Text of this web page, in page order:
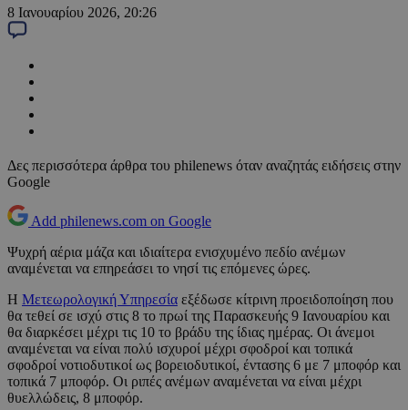
8 Ιανουαρίου 2026, 20:26
Δες περισσότερα άρθρα του philenews όταν αναζητάς ειδήσεις στην
Google
Add philenews.com on Google
Ψυχρή αέρια μάζα και ιδιαίτερα ενισχυμένο πεδίο ανέμων
αναμένεται να επηρεάσει το νησί τις επόμενες ώρες.
Η Μετεωρολογική Υπηρεσία εξέδωσε κίτρινη προειδοποίηση που
θα τεθεί σε ισχύ στις 8 το πρωί της Παρασκευής 9 Ιανουαρίου και
θα διαρκέσει μέχρι τις 10 το βράδυ της ίδιας ημέρας. Οι άνεμοι
αναμένεται να είναι πολύ ισχυροί μέχρι σφοδροί και τοπικά
σφοδροί νοτιοδυτικοί ως βορειοδυτικοί, έντασης 6 με 7 μποφόρ και
τοπικά 7 μποφόρ. Οι ριπές ανέμων αναμένεται να είναι μέχρι
θυελλώδεις, 8 μποφόρ.